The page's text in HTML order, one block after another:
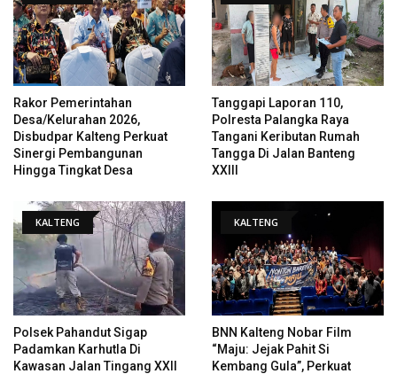
Rakor Pemerintahan
Desa/Kelurahan 2026,
Disbudpar Kalteng Perkuat
Sinergi Pembangunan
Hingga Tingkat Desa
Tanggapi Laporan 110,
Polresta Palangka Raya
Tangani Keributan Rumah
Tangga Di Jalan Banteng
XXIII
KALTENG
Polsek Pahandut Sigap
Padamkan Karhutla Di
Kawasan Jalan Tingang XXII
KALTENG
BNN Kalteng Nobar Film
“Maju: Jejak Pahit Si
Kembang Gula”, Perkuat